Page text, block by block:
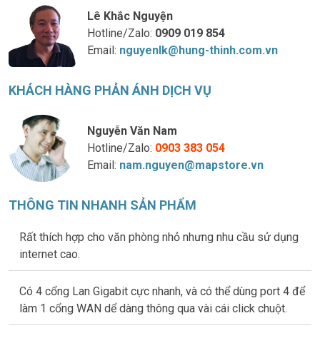
Lê Khắc Nguyện
Hotline/Zalo: 0909 019 854
Email: nguyenlk@hung-thinh.com.vn
KHÁCH HÀNG PHẢN ÁNH DỊCH VỤ
Nguyễn Văn Nam
Hotline/Zalo: 0903 383 054
Email: nam.nguyen@mapstore.vn
THÔNG TIN NHANH SẢN PHẨM
Rất thích hợp cho văn phòng nhỏ nhưng nhu cầu sử dụng
internet cao.
Có 4 cổng Lan Gigabit cực nhanh, và có thể dùng port 4 để
làm 1 cổng WAN dể dàng thông qua vài cái click chuột.